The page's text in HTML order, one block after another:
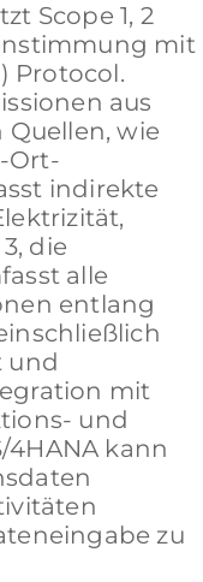
Scope 1, 2
mit
Protocol.
aus
wie
Ort-
indirekte
die
alle
entlang
und
mit
und
4HANA kann
zu